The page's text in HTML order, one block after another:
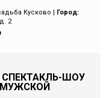
Кусково
Город:
2
ШОУ